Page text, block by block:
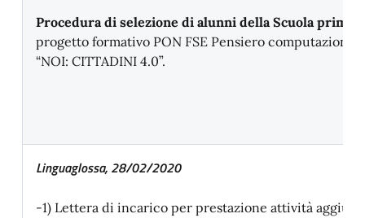
Procedura di selezione di alunni della Scuola
progetto formativo PON FSE Pensiero
“NOI: CITTADINI 4.0”.
Linguaglossa, 28/02/2020
-1) Lettera di incarico per prestazione attività